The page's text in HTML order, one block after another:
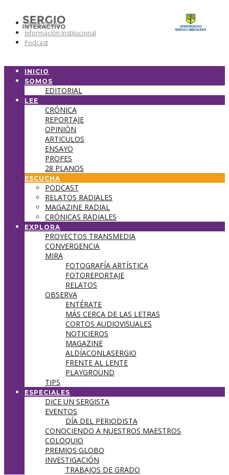
Universidad
Información Institucional
Podcast
INICIO
SOMOS
EDITORIAL
LEE
CRÓNICA
REPORTAJE
OPINIÓN
ARTICULOS
ENSAYO
PROFES
28 PLANOS
ESCUCHA
PODCAST
RELATOS RADIALES
MAGAZINE RADIAL
CRÓNICAS RADIALES
EXPLORA
PROYECTOS TRANSMEDIA
CONVERGENCIA
MIRA
FOTOGRAFÍA ARTÍSTICA
FOTOREPORTAJE
RELATOS
OBSERVA
ENTÉRATE
MÁS CERCA DE LAS LETRAS
CORTOS AUDIOVISUALES
NOTICIEROS
MAGAZINE
ALDÍACONLASERGIO
FRENTE AL LENTE
PLAYGROUND
TIPS
ESPECIALES
DICE UN SERGISTA
EVENTOS
DÍA DEL PERIODISTA
CONOCIENDO A NUESTROS MAESTROS
COLOQUIO
PREMIOS GLOBO
INVESTIGACIÓN
TRABAJOS DE GRADO